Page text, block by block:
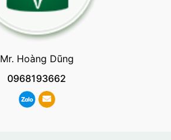
Mr. Hoàng Dũng
0968193662